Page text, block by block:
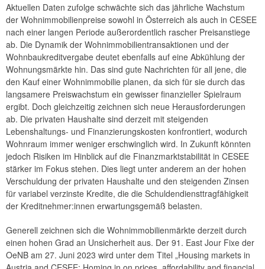
Aktuellen Daten zufolge schwächte sich das jährliche Wachstum
der Wohnimmobilienpreise sowohl in Österreich als auch in CESEE
nach einer langen Periode außerordentlich rascher Preisanstiege
ab. Die Dynamik der Wohnimmobilientransaktionen und der
Wohnbaukreditvergabe deutet ebenfalls auf eine Abkühlung der
Wohnungsmärkte hin. Das sind gute Nachrichten für all jene, die
den Kauf einer Wohnimmobilie planen, da sich für sie durch das
langsamere Preiswachstum ein gewisser finanzieller Spielraum
ergibt. Doch gleichzeitig zeichnen sich neue Herausforderungen
ab. Die privaten Haushalte sind derzeit mit steigenden
Lebenshaltungs- und Finanzierungskosten konfrontiert, wodurch
Wohnraum immer weniger erschwinglich wird. In Zukunft könnten
jedoch Risiken im Hinblick auf die Finanzmarktstabilität in CESEE
stärker im Fokus stehen. Dies liegt unter anderem an der hohen
Verschuldung der privaten Haushalte und den steigenden Zinsen
für variabel verzinste Kredite, die die Schuldendiensttragfähigkeit
der Kreditnehmer:innen erwartungsgemäß belasten.
Generell zeichnen sich die Wohnimmobilienmärkte derzeit durch
einen hohen Grad an Unsicherheit aus. Der 91. East Jour Fixe der
OeNB am 27. Juni 2023 wird unter dem Titel „Housing markets in